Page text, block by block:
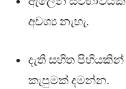
අවශ්‍ය නැහැ.
දැති සහිත
කැපුමක් දමන්න.